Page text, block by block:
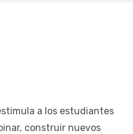
a los estudiantes
construir nuevos